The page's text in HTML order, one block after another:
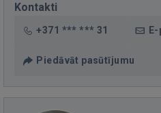
Kontakti
+371 *** *** 31
Piedāvāt pasūtījumu